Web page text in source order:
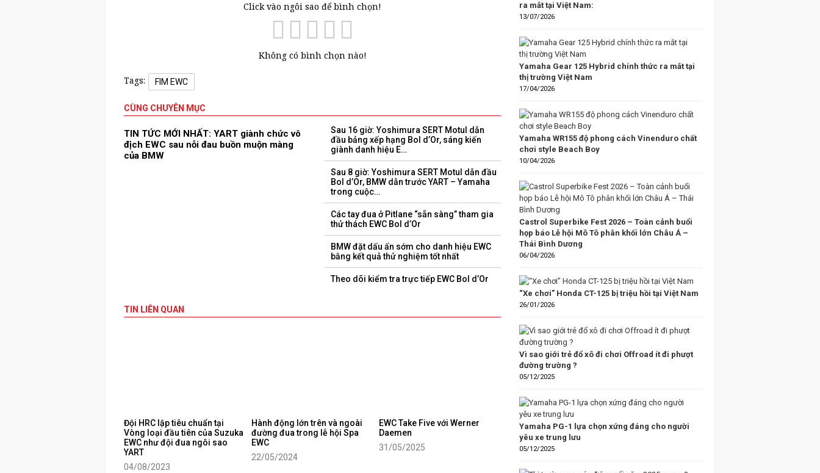
Click vào ngôi sao để bình chọn!
Không có bình chọn nào!
Tags: FIM EWC
CÙNG CHUYÊN MỤC
TIN TỨC MỚI NHẤT: YART giành chức vô
địch EWC sau nỗi đau buồn muộn màng
của BMW
Sau 16 giờ: Yoshimura SERT Motul dẫn
đầu bảng xếp hạng Bol d’Or, sáng kiến ​​
giành danh hiệu E…
Sau 8 giờ: Yoshimura SERT Motul dẫn đầu
Bol d’Or, BMW dẫn trước YART – Yamaha
trong cuộc…
Các tay đua ở Pitlane “sẵn sàng” tham gia
thử thách EWC Bol d’Or
BMW đặt dấu ấn sớm cho danh hiệu EWC
bằng kết quả thử nghiệm tốt nhất
Theo dõi kiểm tra trực tiếp EWC Bol d’Or
TIN LIÊN QUAN
Đội HRC lập tiêu chuẩn tại
Vòng loại đầu tiên của Suzuka
EWC như đội đua ngôi sao
YART
04/08/2023
Hành động lớn trên và ngoài
đường đua trong lễ hội Spa
EWC
22/05/2024
EWC Take Five với Werner
Daemen
31/05/2025
ra mắt tại Việt Nam:
13/07/2026
Yamaha Gear 125 Hybrid chính thức ra mắt tại
thị trường Việt Nam
17/04/2026
Yamaha WR155 độ phong cách Vinenduro chất
chơi style Beach Boy
10/04/2026
Castrol Superbike Fest 2026 – Toàn cảnh buổi
họp báo Lễ hội Mô Tô phân khối lớn Châu Á –
Thái Bình Dương
06/04/2026
“Xe chơi” Honda CT-125 bị triệu hồi tại Việt Nam
26/01/2026
Vì sao giới trẻ đổ xô đi chơi Offroad ít đi phượt
đường trường ?
05/12/2025
Yamaha PG-1 lựa chọn xứng đáng cho người
yêu xe trung lưu
05/12/2025